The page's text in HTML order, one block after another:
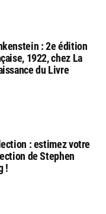
: 2e édition
1922, chez La
du Livre
: estimez votre
de Stephen
!